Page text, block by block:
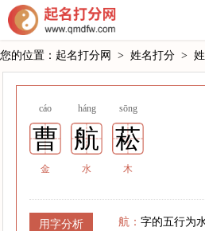
您的位置： 起名打分网 > 姓名打分 >
cáo háng sōng
曹 航 菘
金 水 木
用字分析 航：字的五行为